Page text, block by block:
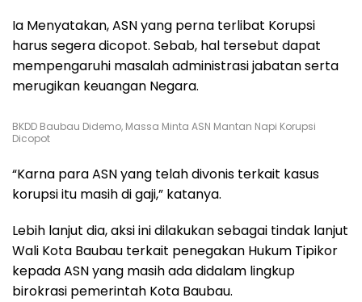
Ia Menyatakan, ASN yang perna terlibat Korupsi
harus segera dicopot. Sebab, hal tersebut dapat
mempengaruhi masalah administrasi jabatan serta
merugikan keuangan Negara.
BKDD Baubau Didemo, Massa Minta ASN Mantan Napi Korupsi
Dicopot
“Karna para ASN yang telah divonis terkait kasus
korupsi itu masih di gaji,” katanya.
Lebih lanjut dia, aksi ini dilakukan sebagai tindak lanjut
Wali Kota Baubau terkait penegakan Hukum Tipikor
kepada ASN yang masih ada didalam lingkup
birokrasi pemerintah Kota Baubau.